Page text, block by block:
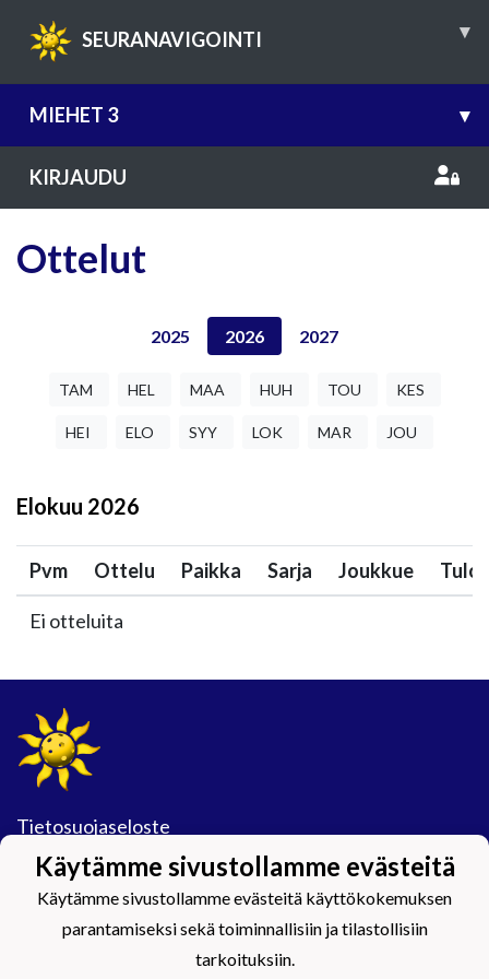
SEURANAVIGOINTI ▾
MIEHET 3 ▾
KIRJAUDU
Ottelut
2025 2026 2027
TAM HEL MAA HUH TOU KES
HEI ELO SYY LOK MAR JOU
Elokuu 2026
Pvm Ottelu Paikka Sarja Joukkue Tulos
Ei otteluita
Tietosuojaseloste
#Maijamäkimagic
Käytämme sivustollamme evästeitä
Käytämme sivustollamme evästeitä käyttökokemuksen
parantamiseksi sekä toiminnallisiin ja tilastollisiin
tarkoituksiin.